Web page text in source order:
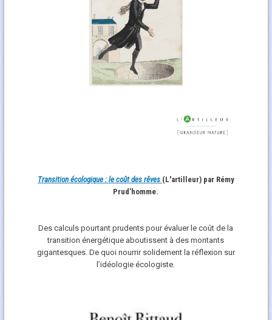
Transition écologique : le coût des rêves (L'artilleur) par Rémy
Prud’homme.
Des calculs pourtant prudents pour évaluer le coût de la
transition énergétique aboutissent à des montants
gigantesques. De quoi nourrir solidement la réflexion sur
l’idéologie écologiste.